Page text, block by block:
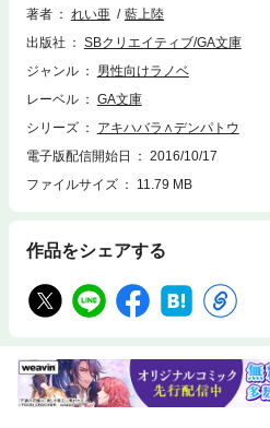
ジ等々、おかしな連中ばかり……。そこ
いう命令を受けていた……。藍上陸×れい
を舞台とした、新感覚デンパ系コメディ！
著者 れい亜
藍上陸
出版社
SBクリエイティブ/GA文庫
ジャンル
男性向けラノベ
レーベル
GA文庫
シリーズ
アキハバラ∧デンパトウ
電子版配信開始日
2016/10/17
ファイルサイズ
11.79 MB
作品をシェアする